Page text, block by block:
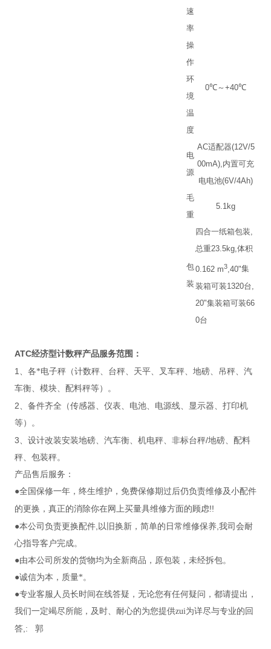
速
率
操
作
环
境
温
度
0℃～+40℃
电
源
AC适配器(12V/5
00mA),内置可充
电电池(6V/4Ah)
毛
重
5.1kg
包
装
四合一纸箱包装,
总重23.5kg,体积
0.162 m3,40"集
装箱可装1320台
20"集装箱可装66
0台
ATC经济型计数秤产品服务范围：
1、各*电子秤（计数秤、台秤、天平、叉车秤、地磅、吊秤、汽
车衡、模块、配料秤等）。
2、备件齐全（传感器、仪表、电池、电源线、显示器、打印机
等）。
3、设计改装安装地磅、汽车衡、机电秤、非标台秤/地磅、配料
秤、包装秤。
产品售后服务：
●全国保修一年，终生维护，免费保修期过后仍负责维修及小配件
的更换，真正的消除你在网上买量具维修方面的顾虑!!
●本公司负责更换配件, 以旧换新，简单的日常维修保养,我司会耐
心指导客户完成。
●由本公司所发的货物均为全新商品，原包装，未经拆包。
●诚信为本，质量*。
●专业客服人员长时间在线答疑，无论您有任何疑问，都请提出，
我们一定竭尽所能，及时、耐心的为您提供zui为详尽与专业的回
答,: 郭